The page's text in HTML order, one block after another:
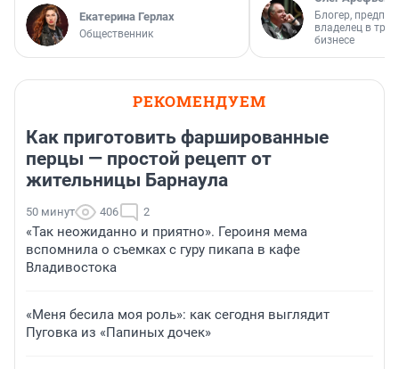
Екатерина Герлах
Общественник
Блогер,
владелец в
бизнесе
РЕКОМЕНДУЕМ
Как приготовить фаршированные
перцы — простой рецепт от
жительницы Барнаула
50 минут 406 2
«Так неожиданно и приятно». Героиня мема
вспомнила о съемках с гуру пикапа в кафе
Владивостока
«Меня бесила моя роль»: как сегодня выглядит
Пуговка из «Папиных дочек»